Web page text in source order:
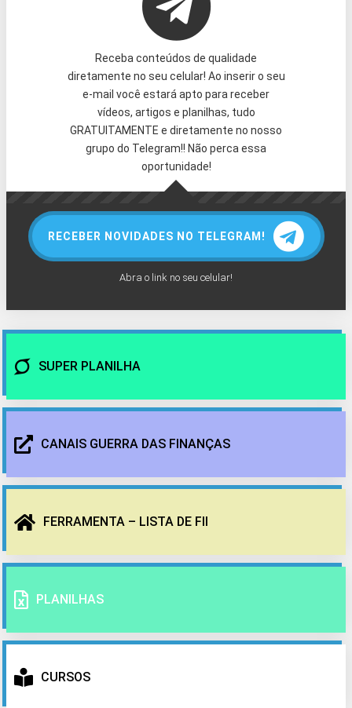
Receba conteúdos de qualidade
diretamente no seu celular! Ao inserir o seu
e-mail você estará apto para receber
vídeos, artigos e planilhas, tudo
GRATUITAMENTE e diretamente no nosso
grupo do Telegram!! Não perca essa
oportunidade!
RECEBER NOVIDADES NO TELEGRAM!
Abra o link no seu celular!
SUPER PLANILHA
CANAIS GUERRA DAS FINANÇAS
FERRAMENTA – LISTA DE FII
PLANILHAS
CURSOS